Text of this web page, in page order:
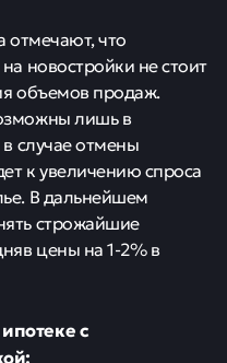
адаптации к
однако они
цены для
время как другие
затраты на
что
объемов продаж.
лишь в